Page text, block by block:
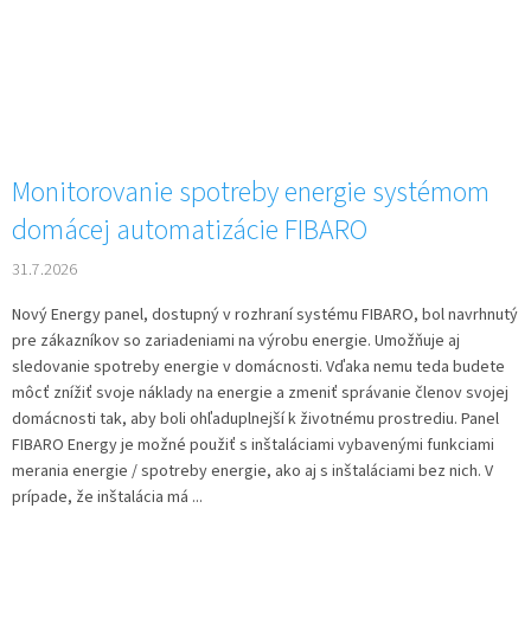
Monitorovanie spotreby energie systémom
domácej automatizácie FIBARO
31.7.2026
Nový Energy panel, dostupný v rozhraní systému FIBARO, bol navrhnutý
pre zákazníkov so zariadeniami na výrobu energie. Umožňuje aj
sledovanie spotreby energie v domácnosti. Vďaka nemu teda budete
môcť znížiť svoje náklady na energie a zmeniť správanie členov svojej
domácnosti tak, aby boli ohľaduplnejší k životnému prostrediu. Panel
FIBARO Energy je možné použiť s inštaláciami vybavenými funkciami
merania energie / spotreby energie, ako aj s inštaláciami bez nich. V
prípade, že inštalácia má ...